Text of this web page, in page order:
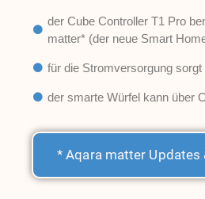
der Cube Controller T1 Pro
matter* (der neue Smart
für die Stromversorgung
der smarte Würfel kann über
* Aqara matter Updates